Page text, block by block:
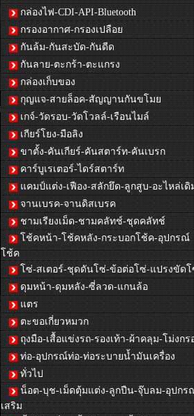
กล่องไฟ-CDI-API-Bluetooth
กรองอากาศ-กรองเปลือย
กันล้ม-กันสะบัด-กันดีด
กันลาย-ตะกร้า-ตะแกรง
กล่องเก็บของ
กุญแจ-สายล็อค-สัญญานกันขโมย
เกจ์-วัดรอบ-วัดโวลล์-เรือนไมล์
เกียร์โยง-มือลิง
ขาตั้ง-คันเกียร์-คันสตาร์ท-คันเบรก
คาร์บูเรเตอร์-ไดร์สตาร์ท
แคมป์แต่ง-เฟือง-สลักยึด-ลูกสูบ-อะไหล่เดิ
จานเบรค-จานดิสเบรค
ชามเรียงเม็ด-ชามคลัทช์-ชุดคลัทช์
โช้คหน้า-โช้คหลัง-กระบอกโช้ค-อุปกรณ์
โช้ค
โซ่-สเตอร์-ชุดดันโซ่-ข้อต่อโซ่-แปรงขัด
ดุมหน้า-ดุมหลัง-ซี่ลวด-แกนล้อ
แตร
ตะขอเกี่ยวหมวก
ถุงมือ-เสื้อแข่งรถ-รองเท้า-ผ้าคลุม-โม่งกร
ท่อ-อุปกรณ์ท่อ-ท่อระบายน้ำมันเครื่อง
ทั่วไป
น็อต-บุช-เม็ดตุ้มแต่ง-ลูกปืน-จุ๊บลม-อุปกร
เสริม